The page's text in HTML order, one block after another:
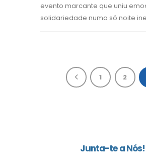
evento marcante que uniu
solidariedade numa só noite
1 2
Junta-te a Nós!